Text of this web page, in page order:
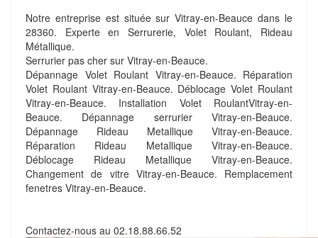
Notre entreprise est située sur Vitray-en-Beauce dans le
28360. Experte en Serrurerie, Volet Roulant, Rideau
Métallique.
Serrurier pas cher sur Vitray-en-Beauce.
Dépannage Volet Roulant Vitray-en-Beauce. Réparation
Volet Roulant Vitray-en-Beauce. Déblocage Volet Roulant
Vitray-en-Beauce. Installation Volet RoulantVitray-en-
Beauce. Dépannage serrurier Vitray-en-Beauce.
Dépannage Rideau Metallique Vitray-en-Beauce.
Réparation Rideau Metallique Vitray-en-Beauce.
Déblocage Rideau Metallique Vitray-en-Beauce.
Changement de vitre Vitray-en-Beauce. Remplacement
fenetres Vitray-en-Beauce.
Contactez-nous au 02.18.88.66.52